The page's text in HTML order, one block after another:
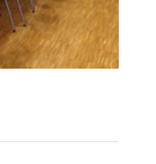
Si vous
refusez ces
cookies,
certaines
fonctionnalités